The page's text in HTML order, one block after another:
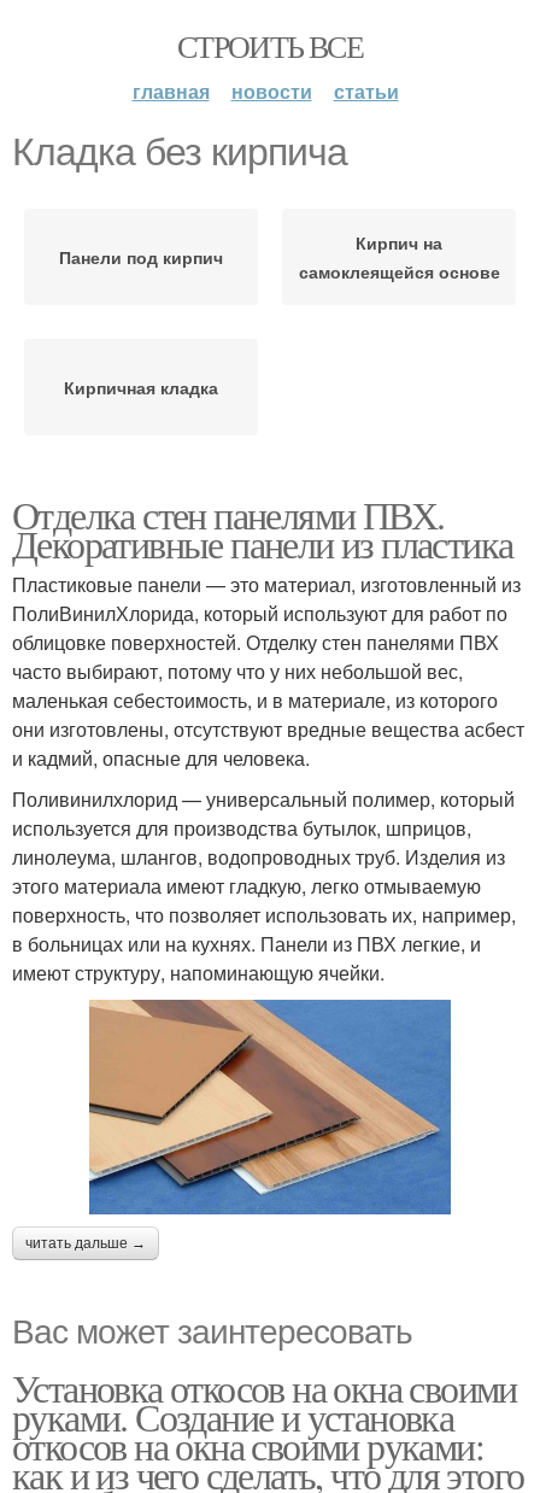
СТРОИТЬ ВСЕ
главная новости статьи
Кладка без кирпича
Панели под кирпич
Кирпич на
самоклеящейся основе
Кирпичная кладка
Отделка стен панелями ПВХ.
Декоративные панели из пластика
Пластиковые панели — это материал, изготовленный из
ПолиВинилХлорида, который используют для работ по
облицовке поверхностей. Отделку стен панелями ПВХ
часто выбирают, потому что у них небольшой вес,
маленькая себестоимость, и в материале, из которого
они изготовлены, отсутствуют вредные вещества асбест
и кадмий, опасные для человека.
Поливинилхлорид — универсальный полимер, который
используется для производства бутылок, шприцов,
линолеума, шлангов, водопроводных труб. Изделия из
этого материала имеют гладкую, легко отмываемую
поверхность, что позволяет использовать их, например,
в больницах или на кухнях. Панели из ПВХ легкие, и
имеют структуру, напоминающую ячейки.
читать дальше →
Вас может заинтересовать
Установка откосов на окна своими
руками. Создание и установка
откосов на окна своими руками:
как и из чего сделать, что для этого